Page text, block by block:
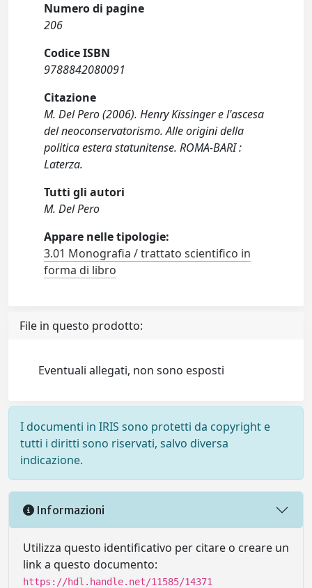
Numero di pagine
206
Codice ISBN
9788842080091
Citazione
M. Del Pero (2006). Henry Kissinger e l'ascesa
del neoconservatorismo. Alle origini della
politica estera statunitense. ROMA-BARI :
Laterza.
Tutti gli autori
M. Del Pero
Appare nelle tipologie:
3.01 Monografia / trattato scientifico in
forma di libro
File in questo prodotto:
Eventuali allegati, non sono esposti
I documenti in IRIS sono protetti da copyright e
tutti i diritti sono riservati, salvo diversa
indicazione.
Informazioni
Utilizza questo identificativo per citare o creare un
link a questo documento:
https://hdl.handle.net/11585/14371